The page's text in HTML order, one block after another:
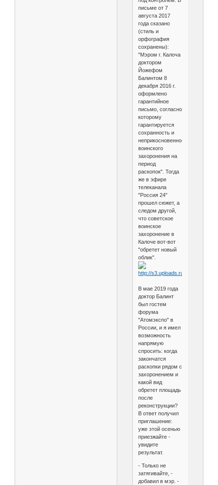
письме от 7
августа 2017
года сказано
(стиль и
орфография
сохранены):
"Мэром г. Калоча
доктором
Йожефом
Балинтом 8
декабря 2016 г.
оформлено
гарантийное
письмо, согласно
которому
гарантируется
сохранность и
неприкосновенность
воинского
захоронения на
период
раскопок". Тогда
же в эфире
телеканала
"Россия 24"
прошел сюжет, а
следом другой,
что советское
воинское
захоронение в
Калоче вот-вот
"обретет новый
облик".
В мае 2019 года
доктор Балинт
был гостем
форума
"Атомэкспо" в
России, и я имел
возможность
напрямую
спросить: когда
закончатся
раскопки рядом с
захоронением и
какой вид
обретет площадь
после
реконструкции?
В ответ получил
приглашение:
уже этой осенью
приезжайте -
увидите
результат.
- Только не
затягивайте, -
добавил в мэр. -